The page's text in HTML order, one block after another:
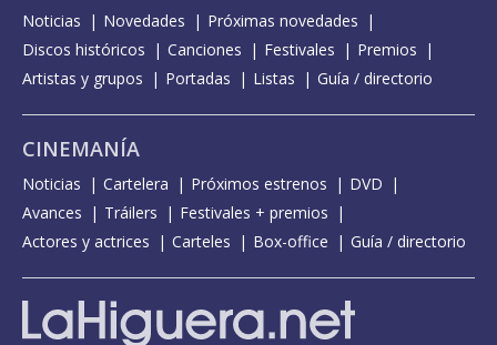
Noticias Novedades
Próximas novedades
Discos históricos
Canciones Festivales
Premios
Artistas y grupos
Portadas Listas Guía / directorio
CINEMANÍA
Noticias Cartelera Próximos estrenos
DVD
Avances
Tráilers
Festivales + premios
Actores y actrices
Carteles Box-office Guía / directorio